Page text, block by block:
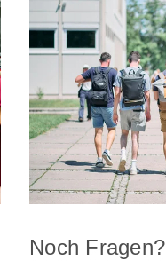
Noch Fragen?